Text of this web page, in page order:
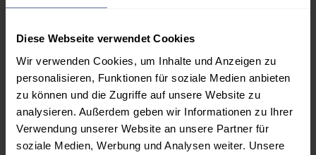
Diese Webseite verwendet Cookies
Wir verwenden Cookies, um Inhalte und Anzeigen zu
personalisieren, Funktionen für soziale Medien anbieten
zu können und die Zugriffe auf unsere Website zu
analysieren. Außerdem geben wir Informationen zu Ihrer
Verwendung unserer Website an unsere Partner für
soziale Medien, Werbung und Analysen weiter. Unsere
3.000 Liter
154,90 €
154,90 €
5.000 Liter
153,18 €
153,18 €
Preise für Heizöl in Standardqualität nach Ö-Norm C 1109 in € / 100
Liter inkl. MwSt. und Lieferung bei einer Lieferstelle.